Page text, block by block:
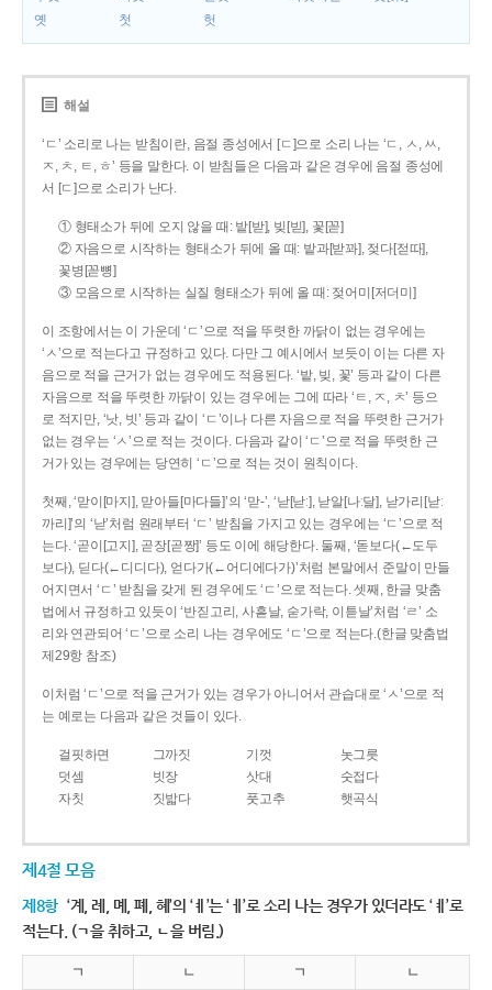
옛
첫 헛
해설
‘ㄷ’ 소리로 나는 받침이란, 음절 종성에서 [ㄷ]으로 소리 나는 ‘ㄷ, ㅅ, ㅆ,
ㅈ, ㅊ, ㅌ, ㅎ’ 등을 말한다. 이 받침들은 다음과 같은 경우에 음절 종성에
서 [ㄷ]으로 소리가 난다.
① 형태소가 뒤에 오지 않을 때: 밭[받], 빚[빋], 꽃[꼳]
② 자음으로 시작하는 형태소가 뒤에 올 때: 밭과[받꽈], 젖다[젇따],
꽃병[꼳뼝]
③ 모음으로 시작하는 실질 형태소가 뒤에 올 때: 젖어미[저더미]
이 조항에서는 이 가운데 ‘ㄷ’으로 적을 뚜렷한 까닭이 없는 경우에는
‘ㅅ’으로 적는다고 규정하고 있다. 다만 그 예시에서 보듯이 이는 다른 자
음으로 적을 근거가 없는 경우에도 적용된다. ‘밭, 빚, 꽃’ 등과 같이 다른
자음으로 적을 뚜렷한 까닭이 있는 경우에는 그에 따라 ‘ㅌ, ㅈ, ㅊ’ 등으
로 적지만, ‘낫, 빗’ 등과 같이 ‘ㄷ’이나 다른 자음으로 적을 뚜렷한 근거가
없는 경우는 ‘ㅅ’으로 적는 것이다. 다음과 같이 ‘ㄷ’으로 적을 뚜렷한 근
거가 있는 경우에는 당연히 ‘ㄷ’으로 적는 것이 원칙이다.
첫째, ‘맏이[마지], 맏아들[마다들]’의 ‘맏-’, ‘낟[낟ː], 낟알[나ː달], 낟가리[낟ː
까리]’의 ‘낟’처럼 원래부터 ‘ㄷ’ 받침을 가지고 있는 경우에는 ‘ㄷ’으로 적
는다. ‘곧이[고지], 곧장[곧짱]’ 등도 이에 해당한다. 둘째, ‘돋보다(←도두
보다), 딛다(←디디다), 얻다가(←어디에다가)’처럼 본말에서 준말이 만들
어지면서 ‘ㄷ’ 받침을 갖게 된 경우에도 ‘ㄷ’으로 적는다. 셋째, 한글 맞춤
법에서 규정하고 있듯이 ‘반짇고리, 사흗날, 숟가락, 이튿날’처럼 ‘ㄹ’ 소
리와 연관되어 ‘ㄷ’으로 소리 나는 경우에도 ‘ㄷ’으로 적는다.(한글 맞춤법
제29항 참조)
이처럼 ‘ㄷ’으로 적을 근거가 있는 경우가 아니어서 관습대로 ‘ㅅ’으로 적
는 예로는 다음과 같은 것들이 있다.
걸핏하면 그까짓 기껏
놋그릇
덧셈
빗장 삿대
숫접다
자칫
짓밟다 풋고추 햇곡식
제4절 모음
제8항 ‘계, 례, 몌, 폐, 혜’의 ‘ㅖ’는 ‘ㅔ’로 소리 나는 경우가 있더라도 ‘ㅖ’로
적는다. (ㄱ을 취하고, ㄴ을 버림.)
ㄱ ㄴ ㄱ ㄴ